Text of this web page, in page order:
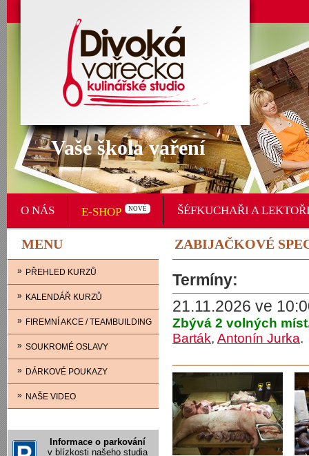
Vaše škola vaření
O NÁS E-SHOP NOVÉ ŠÉFKUCHAŘI A
MENU
» PŘEHLED KURZŮ
» KALENDÁŘ KURZŮ
» FIREMNÍ AKCE / TEAMBUILDING
» SOUKROMÉ OSLAVY
» DÁRKOVÉ POUKAZY
» NAŠE VIDEO
Informace o parkování
v blízkosti našeho studia
ZABIJAČKOVÉ
Termíny:
21.11.2026 ve
Zbývá 2 volných
Barták, Antonín Jurka